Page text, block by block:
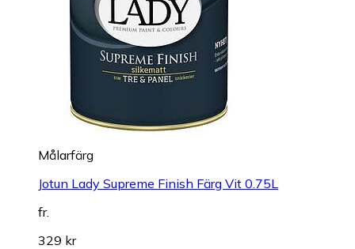
Målarfärg
Jotun Lady Supreme Finish Färg Vit 0.75L
fr.
329 kr